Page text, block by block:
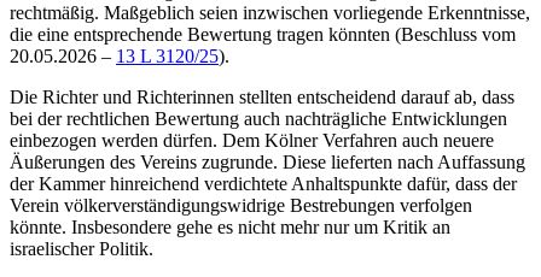
rechtmäßig. Maßgeblich seien inzwischen vorliegende Erkenntnisse,
die eine entsprechende Bewertung tragen könnten (Beschluss vom
20.05.2026 – 13 L 3120/25).
Die Richter und Richterinnen stellten entscheidend darauf ab, dass
bei der rechtlichen Bewertung auch nachträgliche Entwicklungen
einbezogen werden dürfen. Dem Kölner Verfahren auch neuere
Äußerungen des Vereins zugrunde. Diese lieferten nach Auffassung
der Kammer hinreichend verdichtete Anhaltspunkte dafür, dass der
Verein völkerverständigungswidrige Bestrebungen verfolgen
könnte. Insbesondere gehe es nicht mehr nur um Kritik an
israelischer Politik.